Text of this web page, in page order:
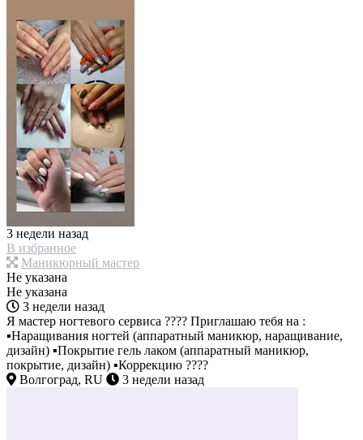
3 недели назад
В избранное
Маникюрный мастер
Не указана
Не указана
3 недели назад
Я мастер ногтевого сервиса ???? Приглашаю тебя на :
▪Наращивания ногтей (аппаратный маникюр, наращивание,
дизайн) ▪Покрытие гель лаком (аппаратный маникюр,
покрытие, дизайн) ▪Коррекцию ????
Волгоград, RU
3 недели назад